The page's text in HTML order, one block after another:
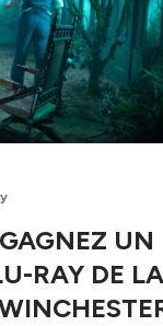
UN
RAY DE LA